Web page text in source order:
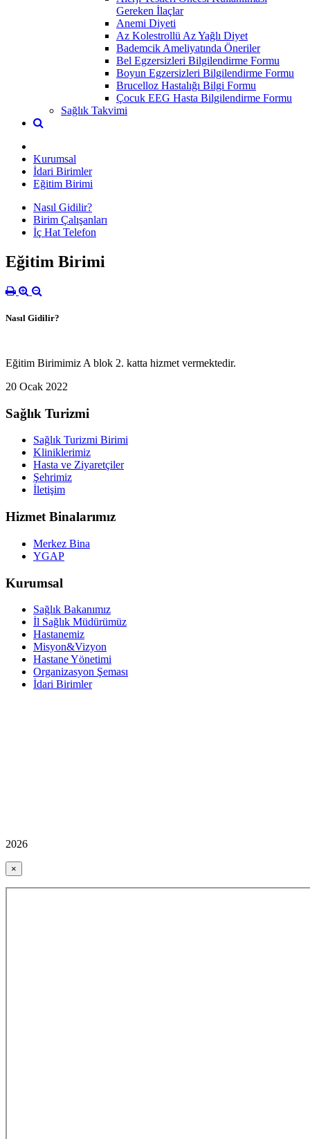
Gereken İlaçlar
Anemi Diyeti
Az Kolestrollü Az Yağlı Diyet
Bademcik Ameliyatında Öneriler
Bel Egzersizleri Bilgilendirme Formu
Boyun Egzersizleri Bilgilendirme Formu
Brucelloz Hastalığı Bilgi Formu
Çocuk EEG Hasta Bilgilendirme Formu
Sağlık Takvimi
Kurumsal
İdari Birimler
Eğitim Birimi
Nasıl Gidilir?
Birim Çalışanları
İç Hat Telefon
Eğitim Birimi
Nasıl Gidilir?
Eğitim Birimimiz A blok 2. katta hizmet vermektedir.
20 Ocak 2022
Sağlık Turizmi
Sağlık Turizmi Birimi
Kliniklerimiz
Hasta ve Ziyaretçiler
Şehrimiz
İletişim
Hizmet Binalarımız
Merkez Bina
YGAP
Kurumsal
Sağlık Bakanımız
İl Sağlık Müdürümüz
Hastanemiz
Misyon&Vizyon
Hastane Yönetimi
Organizasyon Şeması
İdari Birimler
2026
×